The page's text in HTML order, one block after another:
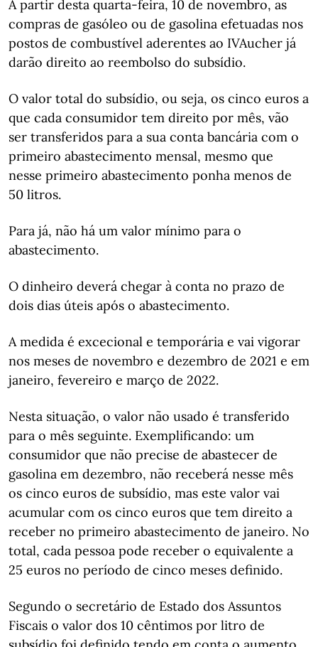
A partir desta quarta-feira, 10 de novembro, as
compras de gasóleo ou de gasolina efetuadas nos
postos de combustível aderentes ao IVAucher já
darão direito ao reembolso do subsídio.
O valor total do subsídio, ou seja, os cinco euros a
que cada consumidor tem direito por mês, vão
ser transferidos para a sua conta bancária com o
primeiro abastecimento mensal, mesmo que
nesse primeiro abastecimento ponha menos de
50 litros.
Para já, não há um valor mínimo para o
abastecimento.
O dinheiro deverá chegar à conta no prazo de
dois dias úteis após o abastecimento.
A medida é excecional e temporária e vai vigorar
nos meses de novembro e dezembro de 2021 e em
janeiro, fevereiro e março de 2022.
Nesta situação, o valor não usado é transferido
para o mês seguinte. Exemplificando: um
consumidor que não precise de abastecer de
gasolina em dezembro, não receberá nesse mês
os cinco euros de subsídio, mas este valor vai
acumular com os cinco euros que tem direito a
receber no primeiro abastecimento de janeiro. No
total, cada pessoa pode receber o equivalente a
25 euros no período de cinco meses definido.
Segundo o secretário de Estado dos Assuntos
Fiscais o valor dos 10 cêntimos por litro de